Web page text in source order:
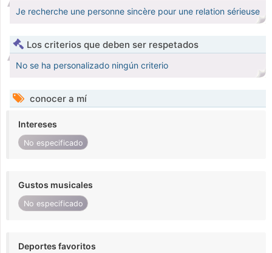
Je recherche une personne sincère pour une relation sérieuse
Los criterios que deben ser respetados
No se ha personalizado ningún criterio
conocer a mí
Intereses
No especificado
Gustos musicales
No especificado
Deportes favoritos